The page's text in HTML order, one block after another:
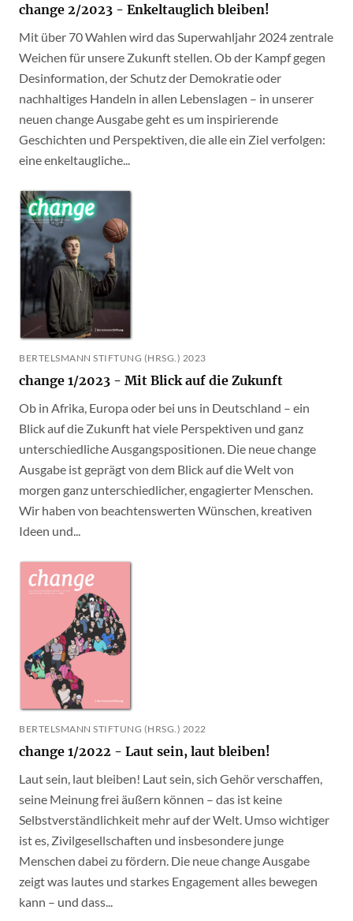
change 2/2023 - Enkeltauglich bleiben!
Mit über 70 Wahlen wird das Superwahljahr 2024 zentrale
Weichen für unsere Zukunft stellen. Ob der Kampf gegen
Desinformation, der Schutz der Demokratie oder
nachhaltiges Handeln in allen Lebenslagen – in unserer
neuen change Ausgabe geht es um inspirierende
Geschichten und Perspektiven, die alle ein Ziel verfolgen:
eine enkeltaugliche...
BERTELSMANN STIFTUNG (HRSG.) 2023
change 1/2023 - Mit Blick auf die Zukunft
Ob in Afrika, Europa oder bei uns in Deutschland – ein
Blick auf die Zukunft hat viele Perspektiven und ganz
unterschiedliche Ausgangspositionen. Die neue change
Ausgabe ist geprägt von dem Blick auf die Welt von
morgen ganz unterschiedlicher, engagierter Menschen.
Wir haben von beachtenswerten Wünschen, kreativen
Ideen und...
BERTELSMANN STIFTUNG (HRSG.) 2022
change 1/2022 - Laut sein, laut bleiben!
Laut sein, laut bleiben! Laut sein, sich Gehör verschaffen,
seine Meinung frei äußern können – das ist keine
Selbstverständlichkeit mehr auf der Welt. Umso wichtiger
ist es, Zivilgesellschaften und insbesondere junge
Menschen dabei zu fördern. Die neue change Ausgabe
zeigt was lautes und starkes Engagement alles bewegen
kann – und dass...